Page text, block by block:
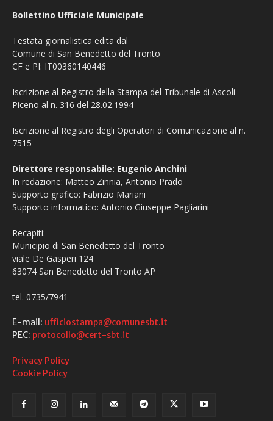
Bollettino Ufficiale Municipale
Testata giornalistica edita dal
Comune di San Benedetto del Tronto
CF e PI: IT00360140446
Iscrizione al Registro della Stampa del Tribunale di Ascoli
Piceno al n. 316 del 28.02.1994
Iscrizione al Registro degli Operatori di Comunicazione al n.
7515
Direttore responsabile: Eugenio Anchini
In redazione: Matteo Zinnia, Antonio Prado
Supporto grafico: Fabrizio Mariani
Supporto informatico: Antonio Giuseppe Pagliarini
Recapiti:
Municipio di San Benedetto del Tronto
viale De Gasperi 124
63074 San Benedetto del Tronto AP
tel. 0735/7941
E-mail: ufficiostampa@comunesbt.it
PEC: protocollo@cert-sbt.it
Privacy Policy
Cookie Policy